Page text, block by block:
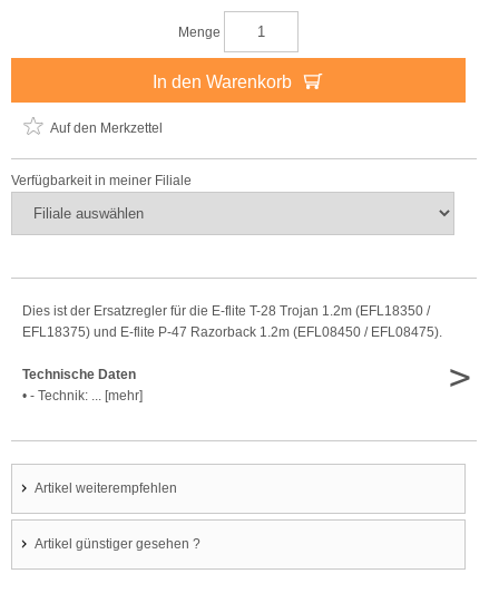
Menge
In den Warenkorb
Auf den Merkzettel
Verfügbarkeit in meiner Filiale
Dies ist der Ersatzregler für die E-flite T-28 Trojan 1.2m (EFL18350 /
EFL18375) und E-flite P-47 Razorback 1.2m (EFL08450 / EFL08475).
Technische Daten
• - Technik: ... [mehr]
>
Artikel weiterempfehlen
Artikel günstiger gesehen ?